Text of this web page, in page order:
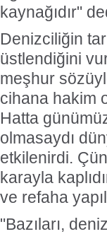
kaynağıdır"
Denizciliğin
üstlendiğini
meşhur
cihana hakim
Hatta
olmasaydı
etkilenirdi.
karayla
ve refaha
"Bazıları,